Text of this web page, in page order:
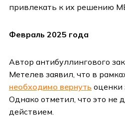
привлекать к их решению
Февраль 2025 года
Автор антибуллингового
Метелев заявил, что в
необходимо вернуть оценки
Однако отметил, что это не
действием.